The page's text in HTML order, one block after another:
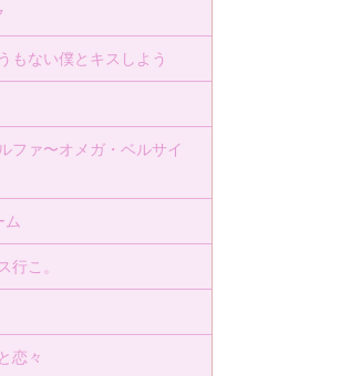
もない僕とキスしよう
ファ〜オメガ・ベルサイ
ム
行こ。
恋々